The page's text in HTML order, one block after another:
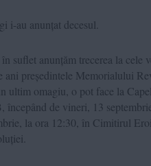
i-au anunțat decesul.
în suflet anunțăm trecerea la
ani președintele Memorialului
ultim omagiu, o pot face la
începând de vineri, 13
la ora 12:30, în Cimitirul